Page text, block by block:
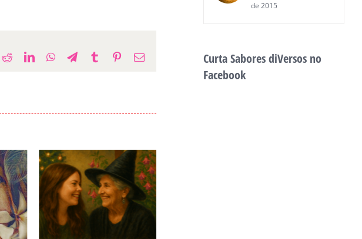
RedditLinkedInWhatsAppTelegram
TumblrPinterest
E-
de 2015
Curta Sabores diVersos no
Facebook